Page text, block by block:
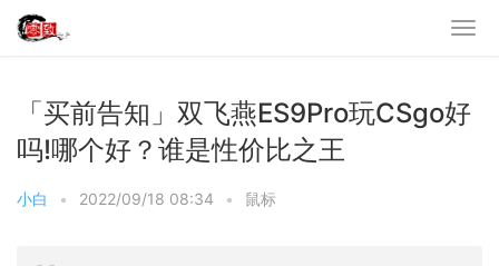
「买前告知」双飞燕ES9Pro玩CSgo好
吗!哪个好？谁是性价比之王
小白 • 2022/09/18 08:34 • 鼠标